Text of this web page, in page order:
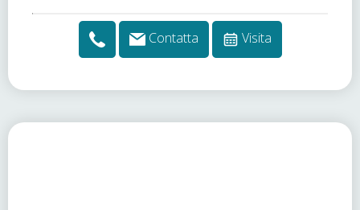
Contatta Visita